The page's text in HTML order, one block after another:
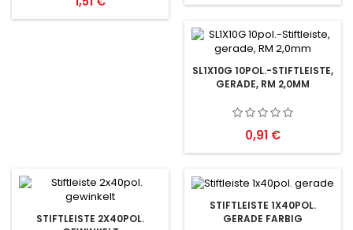
SL1X10G 10POL.-STIFTLEISTE,
GERADE, RM 2,0MM
Preis
0,91 €
STIFTLEISTE 2X40POL.
STIFTLEISTE 1X40POL.
GERADE FARBIG